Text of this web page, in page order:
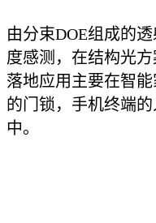
由分束DOE组成的
度感测，在结构光方
落地应用主要在智
的门锁，手机终端
中。